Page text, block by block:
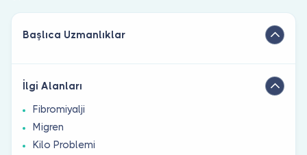
Başlıca Uzmanlıklar
İlgi Alanları
Fibromiyalji
Migren
Kilo Problemi